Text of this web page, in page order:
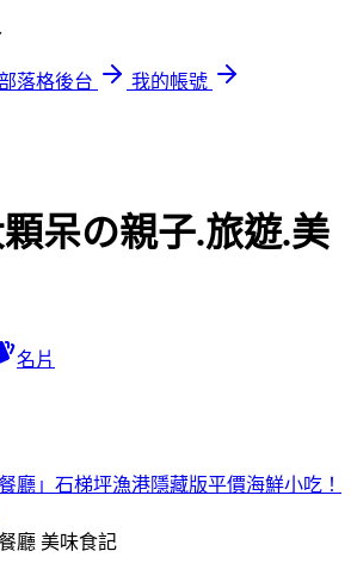
落格後台
我的帳號
呆の親子.旅遊.美
名片
廳」石梯坪漁港隱藏版平價海鮮小吃！
廳 美味食記